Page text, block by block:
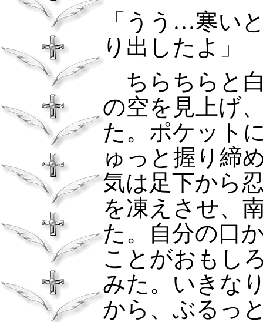
「うう…寒い
り出したよ」
ちらちらと
の空を見上げ
た。ポケット
ゅっと握り締
気は足下から
を凍えさせ、
た。自分の口
ことがおもし
みた。いきな
から、ぶるっ